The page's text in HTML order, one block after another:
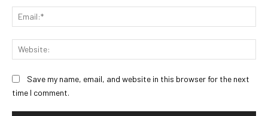
Save my name, email, and website in this browser for the next
time I comment.